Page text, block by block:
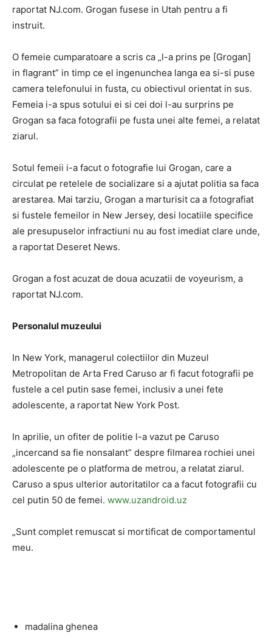
raportat NJ.com. Grogan fusese in Utah pentru a fi
instruit.
O femeie cumparatoare a scris ca „l-a prins pe [Grogan]
in flagrant” in timp ce el ingenunchea langa ea si-si puse
camera telefonului in fusta, cu obiectivul orientat in sus.
Femeia i-a spus sotului ei si cei doi l-au surprins pe
Grogan sa faca fotografii pe fusta unei alte femei, a relatat
ziarul.
Sotul femeii i-a facut o fotografie lui Grogan, care a
circulat pe retelele de socializare si a ajutat politia sa faca
arestarea. Mai tarziu, Grogan a marturisit ca a fotografiat
si fustele femeilor in New Jersey, desi locatiile specifice
ale presupuselor infractiuni nu au fost imediat clare unde,
a raportat Deseret News.
Grogan a fost acuzat de doua acuzatii de voyeurism, a
raportat NJ.com.
Personalul muzeului
In New York, managerul colectiilor din Muzeul
Metropolitan de Arta Fred Caruso ar fi facut fotografii pe
fustele a cel putin sase femei, inclusiv a unei fete
adolescente, a raportat New York Post.
In aprilie, un ofiter de politie l-a vazut pe Caruso
„incercand sa fie nonsalant” despre filmarea rochiei unei
adolescente pe o platforma de metrou, a relatat ziarul.
Caruso a spus ulterior autoritatilor ca a facut fotografii cu
cel putin 50 de femei. www.uzandroid.uz
„Sunt complet remuscat si mortificat de comportamentul
meu.
madalina ghenea